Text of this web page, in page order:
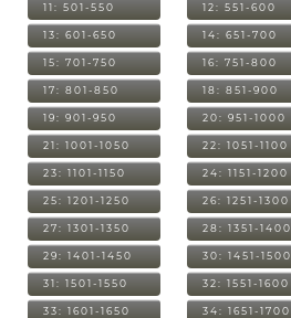
11: 501-550 12: 551-600
13: 601-650 14: 651-700
15: 701-750 16: 751-800
17: 801-850 18: 851-900
19: 901-950 20: 951-1000
21: 1001-1050 22: 1051-1100
23: 1101-1150 24: 1151-1200
25: 1201-1250 26: 1251-1300
27: 1301-1350 28: 1351-1400
29: 1401-1450 30: 1451-1500
31: 1501-1550 32: 1551-1600
33: 1601-1650 34: 1651-1700